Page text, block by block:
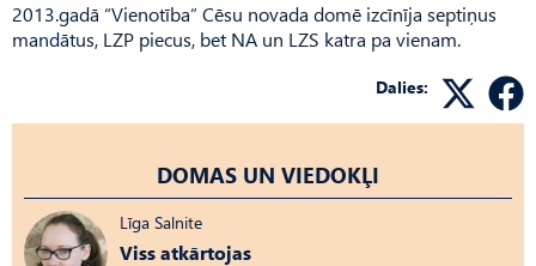
2013.gadā “Vienotība” Cēsu novada domē izcīnīja septiņus
mandātus, LZP piecus, bet NA un LZS katra pa vienam.
Dalies:
DOMAS UN VIEDOKĻI
Līga Salnite
Viss atkārtojas